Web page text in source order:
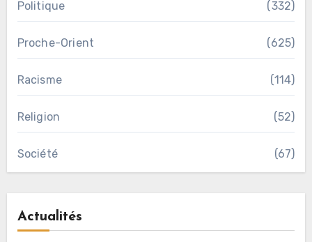
Politique (332)
Proche-Orient (625)
Racisme (114)
Religion (52)
Société (67)
Actualités